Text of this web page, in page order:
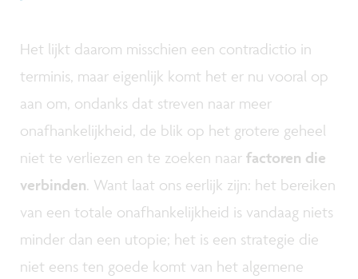
Het lijkt daarom misschien een contradictio in
terminis, maar eigenlijk komt het er nu vooral op
aan om, ondanks dat streven naar meer
onafhankelijkheid, de blik op het grotere geheel
niet te verliezen en te zoeken naar factoren die
verbinden. Want laat ons eerlijk zijn: het bereiken
van een totale onafhankelijkheid is vandaag niets
minder dan een utopie; het is een strategie die
niet eens ten goede komt van het algemene